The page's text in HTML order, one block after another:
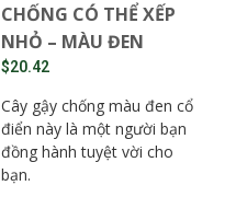
CHỐNG CÓ THỂ XẾP
NHỎ – MÀU ĐEN
$20.42
Cây gậy chống màu đen cổ
điển này là một người bạn
đồng hành tuyệt vời cho
bạn.